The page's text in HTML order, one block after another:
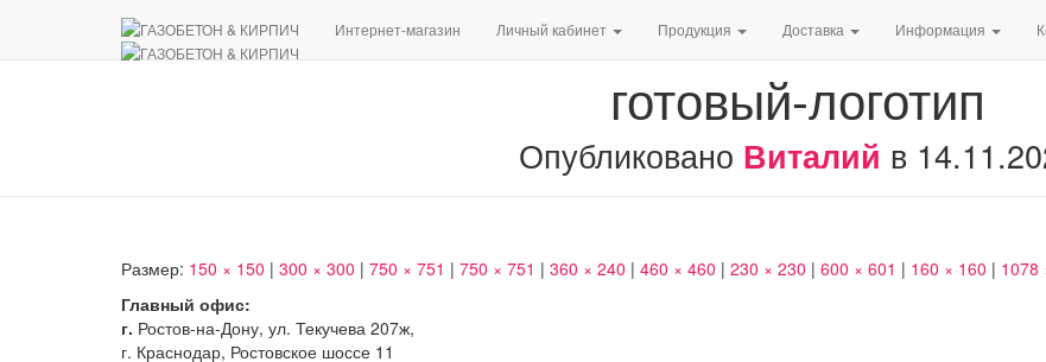
Интернет-магазин Личный кабинет Продукция Доставка Информация
готовый-логотип
Опубликовано Виталий в
Размер: 150 × 150 | 300 × 300 | 750 × 751 | 750 × 751 | 360 × 240 | 460 × 460 | 230 × 230 | 600 × 601 | 160 × 160 | 1078
Главный офис:
г. Ростов-на-Дону, ул. Текучева 207ж,
г. Краснодар, Ростовское шоссе 11